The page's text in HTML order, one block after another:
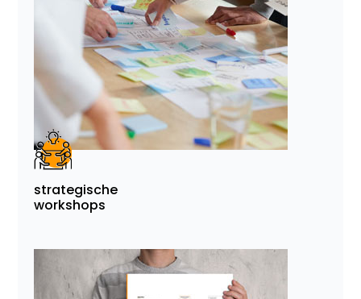
strategische
workshops